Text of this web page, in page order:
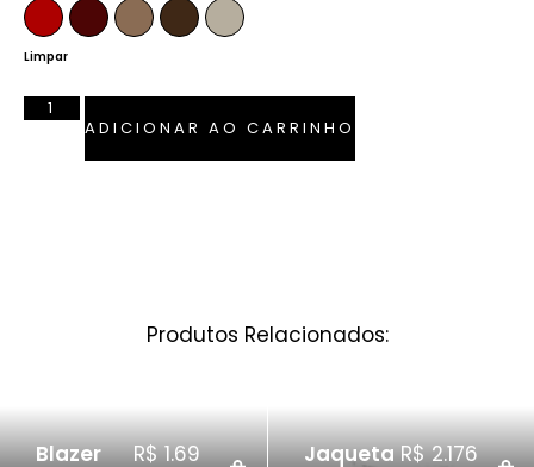
Vermelho Ferrari
Bordô Camel Tabaco Pérola
Limpar
ADICIONAR AO CARRINHO
Produtos Relacionados:
Jaqueta R$2.176
Jaqueta R$2.29